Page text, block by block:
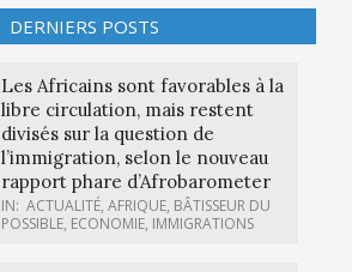
DERNIERS POSTS
Les Africains sont favorables à la
libre circulation, mais restent
divisés sur la question de
l’immigration, selon le nouveau
rapport phare d’Afrobarometer
IN: ACTUALITÉ, AFRIQUE, BÂTISSEUR DU
POSSIBLE, ECONOMIE, IMMIGRATIONS